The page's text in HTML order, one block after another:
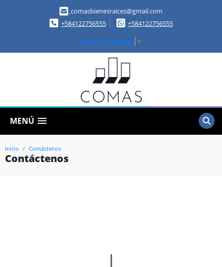
comasbienesraices@gmail.com
+584122756555
+584122756555
Select Language ▼
MENÚ
Inicio Contáctenos
Contáctenos